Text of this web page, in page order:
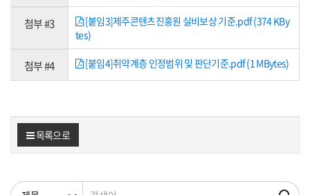
첨부 #3
[붙임3]제주콘텐츠진흥원 실비보상 기준.pdf (374 KBy
tes)
첨부 #4 [붙임4]취약계층 인정범위 및 판단기준.pdf (1 MBytes)
목록으로
검색조건 검색어